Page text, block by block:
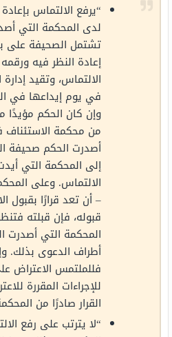
“يرفع الالتماس
لدى المحكمة التي
تشتمل الصحيفة على
إعادة النظر فيه
الالتماس، وتقيد
في يوم إيداعها في
وإن كان الحكم مؤيدًا
من محكمة الاستئناف
أصدرت الحكم صحيفة
إلى المحكمة التي
الالتماس. وعلى
– أن تعد قرارًا بقبول
قبوله، فإن قبلته
المحكمة التي أصدرت
أطراف الدعوى بذلك.
فللملتمس الاعتراض
للإجراءات المقررة
القرار صادرًا من
“لا يترتب على رفع